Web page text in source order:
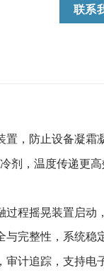
联系
置，防止设备凝霜
剂，温度传递更高
程摇晃装置启动
与完整性，系统稳
计追踪，支持电